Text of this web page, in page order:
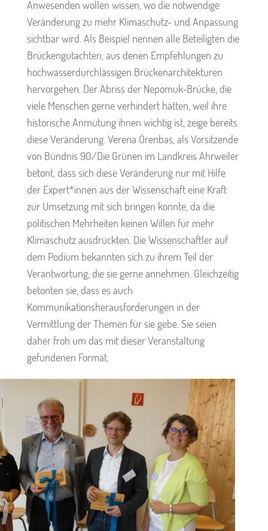
Anwesenden wollen wissen, wo die notwendige
Veränderung zu mehr Klimaschutz- und Anpassung
sichtbar wird. Als Beispiel nennen alle Beteiligten die
Brückengutachten, aus denen Empfehlungen zu
hochwasserdurchlässigen Brückenarchitekturen
hervorgehen. Der Abriss der Nepomuk-Brücke, die
viele Menschen gerne verhindert hätten, weil ihre
historische Anmutung ihnen wichtig ist, zeige bereits
diese Veränderung. Verena Örenbas, als Vorsitzende
von Bündnis 90/Die Grünen im Landkreis Ahrweiler
betont, dass sich diese Veränderung nur mit Hilfe
der Expert*innen aus der Wissenschaft eine Kraft
zur Umsetzung mit sich bringen konnte, da die
politischen Mehrheiten keinen Willen für mehr
Klimaschutz ausdrückten. Die Wissenschaftler auf
dem Podium bekannten sich zu ihrem Teil der
Verantwortung, die sie gerne annehmen. Gleichzeitig
betonten sie, dass es auch
Kommunikationsherausforderungen in der
Vermittlung der Themen für sie gebe. Sie seien
daher froh um das mit dieser Veranstaltung
gefundenen Format.